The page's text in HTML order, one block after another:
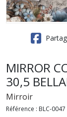
MIRROR
30,5
Mirroir
Référence : BLC-0047